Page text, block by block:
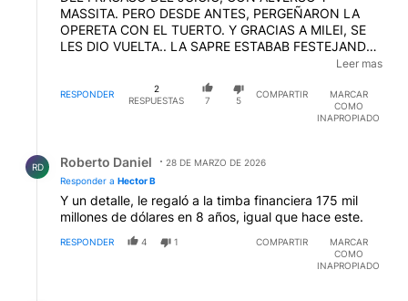
MASSITA. PERO DESDE ANTES, PERGEÑARON LA
OPERETA CON EL TUERTO. Y GRACIAS A MILEI, SE
LES DIO VUELTA.. LA SAPRE ESTABAB FESTEJANDO,
ELLA ODIA A LA POBRE PATRIA. Y LO DEMOSTRO, LA
DEJO CON 60 POR CIENTO DE POBREZA, 400 POR
CIENTO DE INFLACION Y UN PUEBLO
ABANDONADO A SU SUERTE EN MATERIA DE
Leer mas
RESPONDER
2
RESPUESTAS
7 5
COMPARTIR
MARCAR
COMO
INAPROPIADO
RD Roberto Daniel
28 DE MARZO DE 2026
Responder a Hector B
Y un detalle, le regaló a la timba financiera 175 mil
millones de dólares en 8 años, igual que hace este.
RESPONDER 4 1 COMPARTIR
MARCAR
COMO
INAPROPIADO